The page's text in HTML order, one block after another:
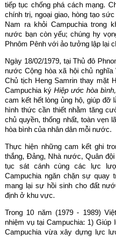
tiếp tục chống phá cách mạng.
chính trị, ngoại giao, hòng tạo
Nam ra khỏi Campuchia trong
nước bạn còn yếu; chúng hy
Phnôm Pênh với ảo tưởng lập lại
Ngày 18/02/1979, tại Thủ đô
nước Cộng hòa xã hội chủ
Chủ tịch Heng Samrin thay mặt
Campuchia ký Hiệp ước hòa
cam kết hết lòng ủng hộ, giúp đỡ
hình thức cần thiết nhằm tăng
chủ quyền, thống nhất, toàn vẹn
hòa bình của nhân dân mỗi nước.
Thực hiện những cam kết ghi
thắng, Đảng, Nhà nước, Quân
tục sát cánh cùng các lực
Campuchia ngăn chặn sự quay
mang lại sự hồi sinh cho đất
định ở khu vực.
Trong 10 năm (1979 - 1989)
nhiệm vụ tại Campuchia: 1)
Campuchia vừa xây dựng lực